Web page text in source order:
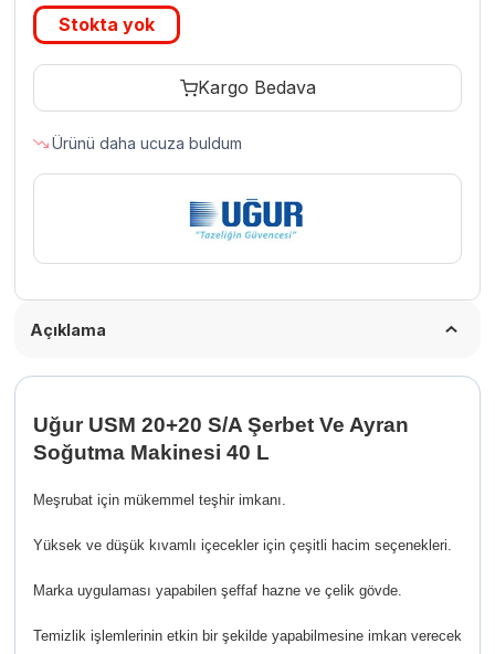
Stokta yok
Kargo Bedava
Ürünü daha ucuza buldum
Açıklama
Uğur USM 20+20 S/A Şerbet Ve Ayran
Soğutma Makinesi 40 L
Meşrubat için mükemmel teşhir imkanı.
Yüksek ve düşük kıvamlı içecekler için çeşitli hacim seçenekleri.
Marka uygulaması yapabilen şeffaf hazne ve çelik gövde.
Temizlik işlemlerinin etkin bir şekilde yapabilmesine imkan verecek